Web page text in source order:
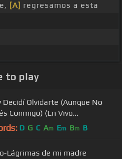
[A] regresamos a esta
to play
Decidí Olvidarte (Aunque No
Conmigo) (En Vivo
Reales)
D G C Am Em Bm B
Lágrimas de mi madre